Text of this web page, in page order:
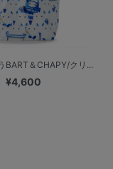
BART＆CHAPY/クリ...
¥4,600